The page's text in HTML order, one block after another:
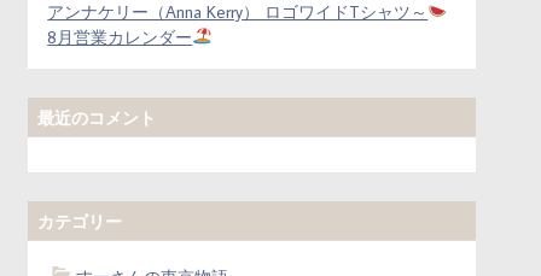
アンナケリー（Anna Kerry） ロゴワイドTシャツ～
8月営業カレンダー
最近のコメント
カテゴリー